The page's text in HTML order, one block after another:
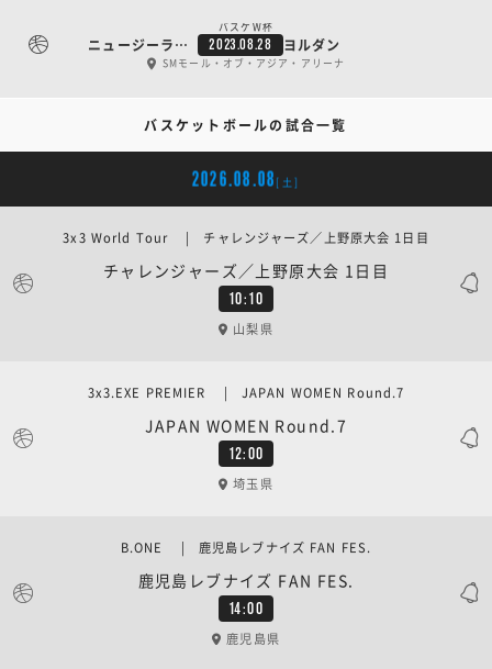
バスケW杯
ニュージーランド 2023.08.28 ヨルダン
SMモール・オブ・アジア・アリーナ
バスケットボールの試合一覧
2026.08.08 [土]
10:10
チャレンジャーズ／上野原大会 1日目
3x3 World Tour | チャレンジャーズ／上野原大会 1日目
山梨県
12:00
JAPAN WOMEN Round.7
3x3.EXE PREMIER | JAPAN WOMEN Round.7
埼玉県
14:00
鹿児島レブナイズ FAN FES.
B.ONE | 鹿児島レブナイズ FAN FES.
鹿児島県